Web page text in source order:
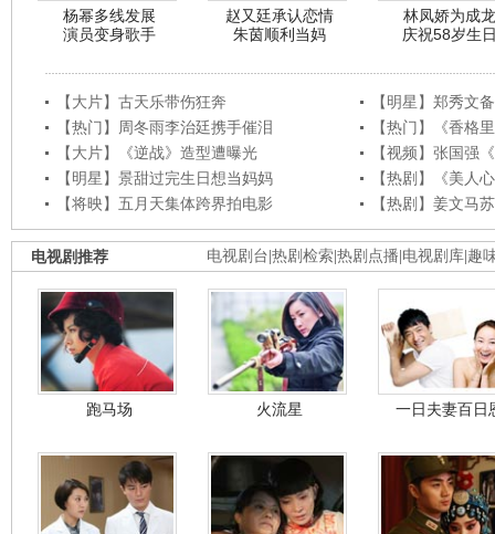
杨幂多线发展
演员变身歌手
赵又廷承认恋情
朱茵顺利当妈
林凤娇为成龙
庆祝58岁生
【大片】古天乐带伤狂奔
【明星】郑秀文
【热门】周冬雨李治廷携手催泪
【热门】《香格
【大片】《逆战》造型遭曝光
【视频】张国强
【明星】景甜过完生日想当妈妈
【热剧】《美人
【将映】五月天集体跨界拍电影
【热剧】姜文马
电视剧台 热剧检索 热剧点播 电视剧库 趣
电视剧推荐
跑马场 火流星 一日夫妻百日